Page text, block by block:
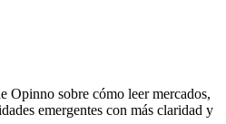
Opinno sobre cómo leer mercados,
emergentes con más claridad y